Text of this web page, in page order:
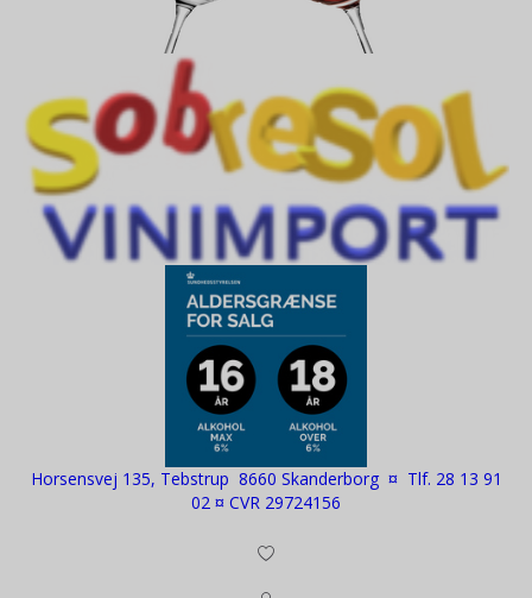
Horsensvej 135, Tebstrup 8660 Skanderborg ¤ Tlf. 28 13 91
02 ¤ CVR 29724156